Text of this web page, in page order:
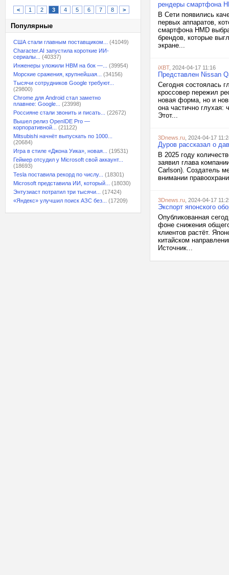
< 1 2 3 4 5 6 7 8 >
Популярные
США стали главным поставщиком...
(41049)
Character.AI запустила короткие ИИ-
сериалы...
(40337)
Инженеры уложили HBM на бок —...
(39954)
Морские сражения, крупнейшая...
(34156)
Тысячи сотрудников Google требуют...
(29800)
Chrome для Android стал заметно
плавнее: Google...
(23998)
Россияне стали звонить и писать...
(22672)
Вышел релиз OpenIDE Pro —
корпоративной...
(21122)
Mitsubishi начнёт выпускать по 1000...
(20684)
Игра в стиле «Джона Уика», новая...
(19531)
Геймер отсудил у Microsoft свой аккаунт...
(18693)
Tesla поставила рекорд по числу...
(18301)
Microsoft представила ИИ, который...
(18030)
Энтузиаст потратил три тысячи...
(17424)
«Яндекс» улучшил поиск АЗС без...
(17209)
рендеры смартфона
В Сети появились
первых аппаратов,
смартфона HMD
брендов, которые
экране...
iXBT, 2024-04-17 11:16
Представлен Nissan
Сегодня состоялась
кроссовер пережил
новая форма, но и
она частично глухая:
Этот...
3Dnews.ru , 2024-04-17
Дуров рассказал о
В 2025 году
заявил глава
Carlson). Создатель
внимании
3Dnews.ru , 2024-04-17
Экспорт японского
Опубликованная
фоне снижения
клиентов растёт.
китайском
Источник...